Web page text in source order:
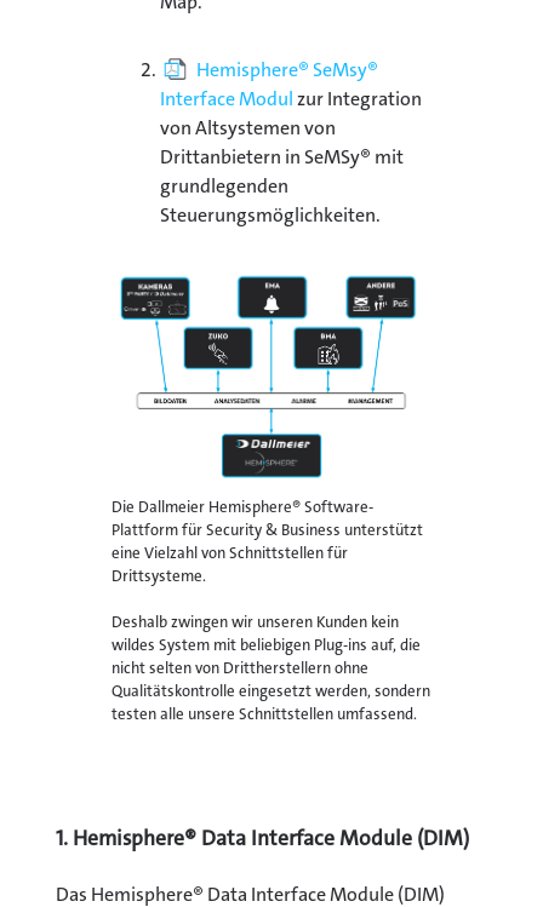
Hemisphere® SeMsy®
Interface Modulzur Integration
von Altsystemen von
Drittanbietern in SeMSy® mit
grundlegenden
Steuerungsmöglichkeiten.
Die Dallmeier Hemisphere® Software-
Plattform für Security & Business unterstützt
eine Vielzahl von Schnittstellen für
Drittsysteme.
Deshalb zwingen wir unseren Kunden kein
wildes System mit beliebigen Plug-ins auf, die
nicht selten von Drittherstellern ohne
Qualitätskontrolle eingesetzt werden, sondern
testen alle unsere Schnittstellen umfassend.
1. Hemisphere® Data Interface Module (DIM)
Das Hemisphere® Data Interface Module (DIM)